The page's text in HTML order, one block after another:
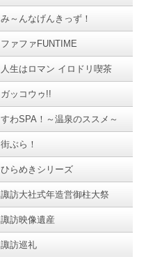
み～んなげんきっず！
ファファFUNTIME
人生はロマン イロドリ喫茶
ガッコウゥ!!
すわSPA！～温泉のススメ～
街ぶら！
ひらめきシリーズ
諏訪大社式年造営御柱大祭
諏訪映像遺産
諏訪巡礼